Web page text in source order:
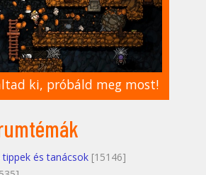
ki, próbáld meg most!
és tanácsok [15146]